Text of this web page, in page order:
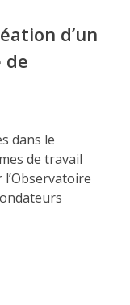
d’un
de
dans le
de travail